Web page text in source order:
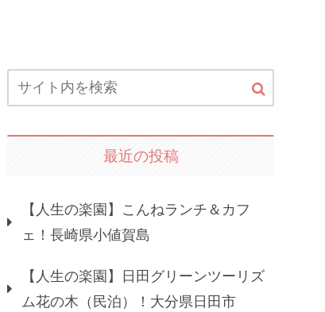
最近の投稿
【人生の楽園】こんねランチ＆カフ
ェ！長崎県小値賀島
【人生の楽園】日田グリーンツーリズ
ム花の木（民泊）！大分県日田市